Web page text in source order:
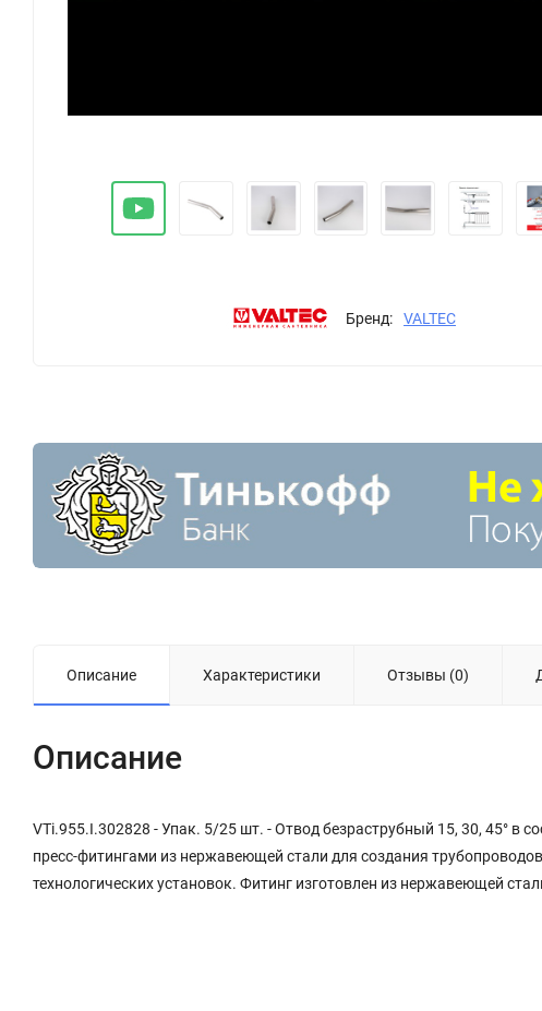
Бренд: VALTEC
Описание Характеристики Отзывы (0)
Описание
VTi.955.I.302828 - Упак. 5/25 шт. - Отвод безраструбный 15, 30, 45° в
пресс-фитингами из нержавеющей стали для создания
технологических установок. Фитинг изготовлен из нержавеющей